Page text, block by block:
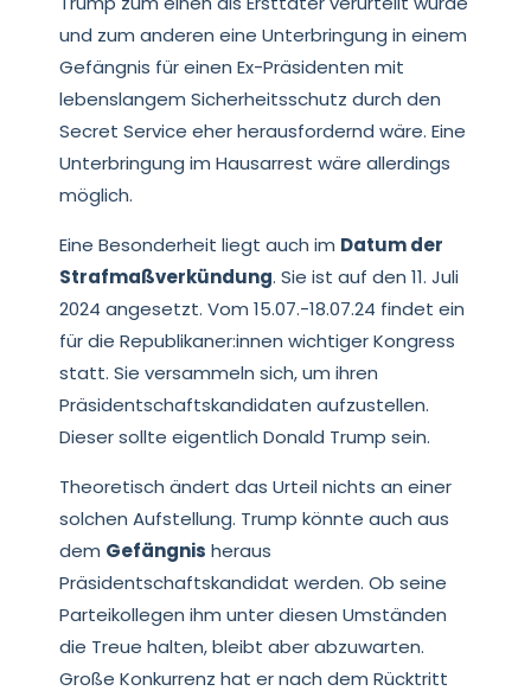
und zum anderen eine Unterbringung in einem
Gefängnis für einen Ex-Präsidenten mit
lebenslangem Sicherheitsschutz durch den
Secret Service eher herausfordernd wäre. Eine
Unterbringung im Hausarrest wäre allerdings
möglich.
Eine Besonderheit liegt auch im Datum der
Strafmaßverkündung. Sie ist auf den 11. Juli
2024 angesetzt. Vom 15.07.-18.07.24 findet ein
für die Republikaner:innen wichtiger Kongress
statt. Sie versammeln sich, um ihren
Präsidentschaftskandidaten aufzustellen.
Dieser sollte eigentlich Donald Trump sein.
Theoretisch ändert das Urteil nichts an einer
solchen Aufstellung. Trump könnte auch aus
dem Gefängnis heraus
Präsidentschaftskandidat werden. Ob seine
Parteikollegen ihm unter diesen Umständen
die Treue halten, bleibt aber abzuwarten.
Große Konkurrenz hat er nach dem Rücktritt